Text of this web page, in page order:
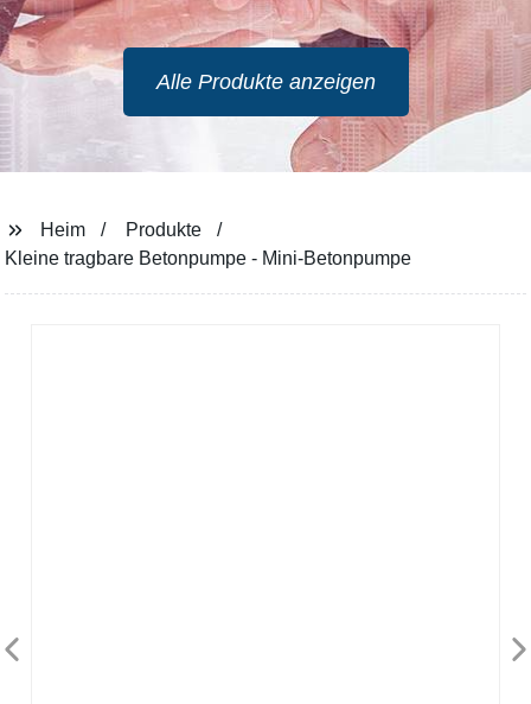
Alle Produkte anzeigen
Heim
Produkte
Kleine tragbare Betonpumpe - Mini-Betonpumpe